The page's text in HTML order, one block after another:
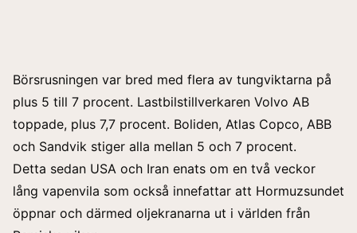
Börsrusningen var bred med flera av tungviktarna på
plus 5 till 7 procent. Lastbilstillverkaren Volvo AB
toppade, plus 7,7 procent. Boliden, Atlas Copco, ABB
och Sandvik stiger alla mellan 5 och 7 procent.
Detta sedan USA och Iran enats om en två veckor
lång vapenvila som också innefattar att Hormuzsundet
öppnar och därmed oljekranarna ut i världen från